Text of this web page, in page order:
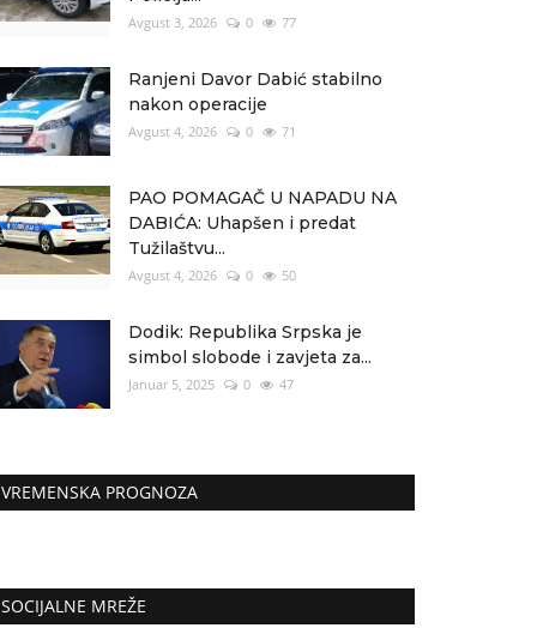
Avgust 3, 2026 0 77
Ranjeni Davor Dabić stabilno
nakon operacije
Avgust 4, 2026 0 71
PAO POMAGAČ U NAPADU NA
DABIĆA: Uhapšen i predat
Tužilaštvu...
Avgust 4, 2026 0 50
Dodik: Republika Srpska je
simbol slobode i zavjeta za...
Januar 5, 2025 0 47
VREMENSKA PROGNOZA
SOCIJALNE MREŽE